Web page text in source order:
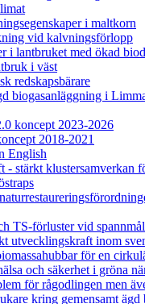
i maltkorn
vid kalvningsförlopp
i lantbruket med ökad
i väst
redskapsbärare
biogasanläggning i
koncept 2023-2026
2018-2021
English
- stärkt klustersamverkan
TS-förluster vid
utvecklingskraft inom
för en
och säkerhet i gröna
för rågodlingen men
kring gemensamt